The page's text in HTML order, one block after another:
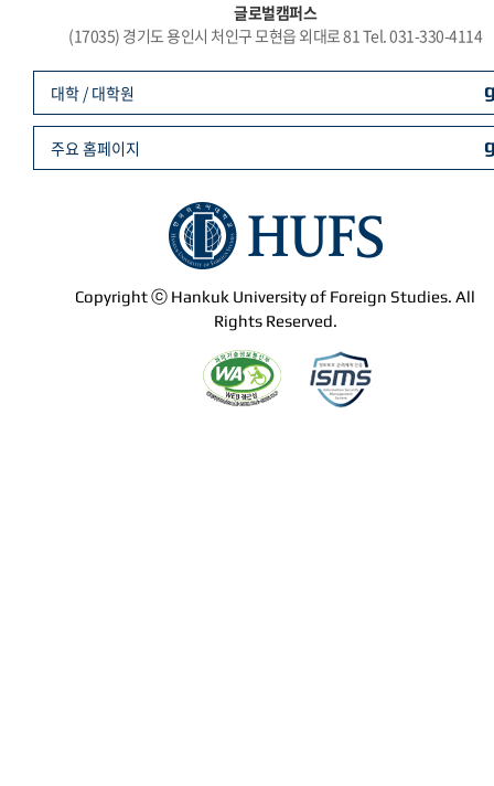
글로벌캠퍼스
(17035) 경기도 용인시 처인구 모현읍 외대로 81 Tel. 031-330-4114
Copyright ⓒ Hankuk University of Foreign Studies. All
Rights Reserved.
대학 / 대학원
주요 홈페이지